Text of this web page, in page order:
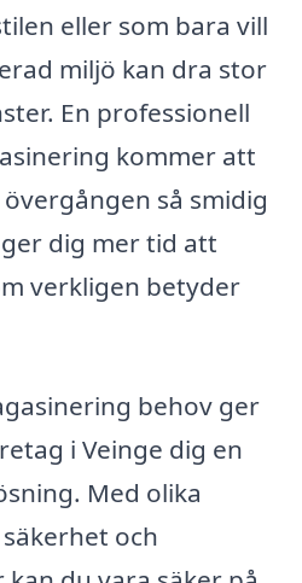
eller som bara vill
miljö kan dra stor
En professionell
kommer att
så smidig
dig mer tid att
verkligen betyder
behov ger
i Veinge dig en
Med olika
och